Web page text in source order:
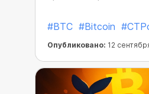
#BTC #Bitcoin
Опубликовано: 12